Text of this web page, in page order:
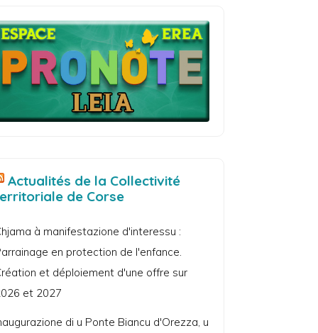
Actualités de la Collectivité
de Corse
à manifestazione d'interessu :
en protection de l'enfance.
et déploiement d'une offre sur
et 2027
di u Ponte Biancu d'Orezza, u